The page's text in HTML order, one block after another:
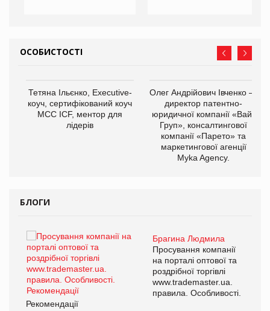
ОСОБИСТОСТІ
Тетяна Ільєнко, Executive-
коуч, сертифікований коуч
МСС ICF, ментор для
лідерів
Олег Андрійович Івченко —
директор патентно-
юридичної компанії «Вайз
Груп», консалтингової
компанії «Парето» та
маркетингової агенції
Myka Agency.
БЛОГИ
Брагина Людмила
Просування компанії
на порталі оптової та
роздрібної торгівлі
www.trademaster.ua.
правила. Особливості.
Рекомендації